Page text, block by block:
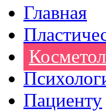
Главная
Пациенту